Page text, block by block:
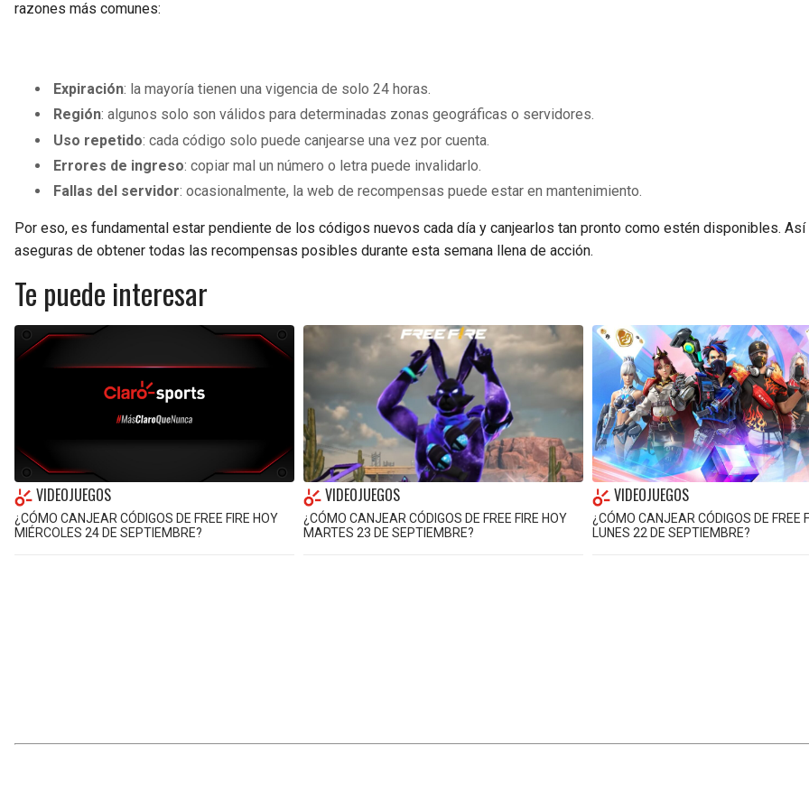
razones más comunes:
Expiración: la mayoría tienen una vigencia de solo 24 horas.
Región: algunos solo son válidos para determinadas zonas geográficas o servidores.
Uso repetido: cada código solo puede canjearse una vez por cuenta.
Errores de ingreso: copiar mal un número o letra puede invalidarlo.
Fallas del servidor: ocasionalmente, la web de recompensas puede estar en mantenimiento.
Por eso, es fundamental estar pendiente de los códigos nuevos cada día y canjearlos tan pronto como estén disponibles. Así
aseguras de obtener todas las recompensas posibles durante esta semana llena de acción.
Te puede interesar
VIDEOJUEGOS
¿CÓMO CANJEAR CÓDIGOS DE FREE FIRE HOY
MIÉRCOLES 24 DE SEPTIEMBRE?
VIDEOJUEGOS
¿CÓMO CANJEAR CÓDIGOS DE FREE FIRE HOY
MARTES 23 DE SEPTIEMBRE?
VIDEOJUEGOS
¿CÓMO CANJEAR CÓDIGOS DE FREE
LUNES 22 DE SEPTIEMBRE?